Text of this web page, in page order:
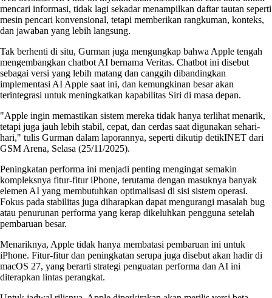
mencari informasi, tidak lagi sekadar menampilkan daftar tautan seperti
mesin pencari konvensional, tetapi memberikan rangkuman, konteks,
dan jawaban yang lebih langsung.
Tak berhenti di situ, Gurman juga mengungkap bahwa Apple tengah
mengembangkan chatbot AI bernama Veritas. Chatbot ini disebut
sebagai versi yang lebih matang dan canggih dibandingkan
implementasi AI Apple saat ini, dan kemungkinan besar akan
terintegrasi untuk meningkatkan kapabilitas Siri di masa depan.
"Apple ingin memastikan sistem mereka tidak hanya terlihat menarik,
tetapi juga jauh lebih stabil, cepat, dan cerdas saat digunakan sehari-
hari," tulis Gurman dalam laporannya, seperti dikutip detikINET dari
GSM Arena, Selasa (25/11/2025).
Peningkatan performa ini menjadi penting mengingat semakin
kompleksnya fitur-fitur iPhone, terutama dengan masuknya banyak
elemen AI yang membutuhkan optimalisasi di sisi sistem operasi.
Fokus pada stabilitas juga diharapkan dapat mengurangi masalah bug
atau penurunan performa yang kerap dikeluhkan pengguna setelah
pembaruan besar.
Menariknya, Apple tidak hanya membatasi pembaruan ini untuk
iPhone. Fitur-fitur dan peningkatan serupa juga disebut akan hadir di
macOS 27, yang berarti strategi penguatan performa dan AI ini
diterapkan lintas perangkat.